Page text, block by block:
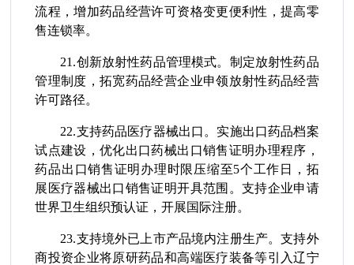
流程，增加药品经营许可资格变更便利性，提高零
售连锁率。
21.创新放射性药品管理模式。制定放射性药品
管理制度，拓宽药品经营企业申领放射性药品经营
许可路径。
22.支持药品医疗器械出口。实施出口药品档案
试点建设，优化出口药械出口销售证明办理程序，
药品出口销售证明办理时限压缩至5个工作日，拓
展医疗器械出口销售证明开具范围。支持企业申请
世界卫生组织预认证，开展国际注册。
23.支持境外已上市产品境内注册生产。支持外
商投资企业将原研药品和高端医疗装备等引入辽宁